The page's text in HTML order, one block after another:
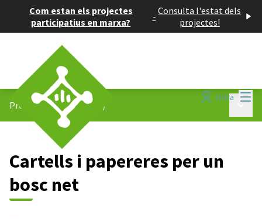
Com estan els projectes
participatius en marxa?
- Consulta l'estat dels
projectes!
Entra
Projectes participatius /
Cartells i papereres per un
bosc net